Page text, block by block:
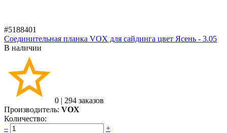
#5188401
Соединительная планка VOX для сайдинга цвет Ясень - 3.05
В наличии
0 | 294 заказов
Производитель: VOX
Количество:
–
+